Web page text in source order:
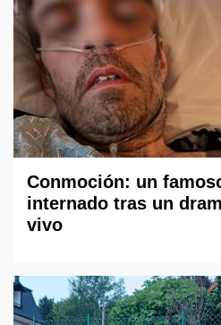
Conmoción: un
internado tras un
vivo